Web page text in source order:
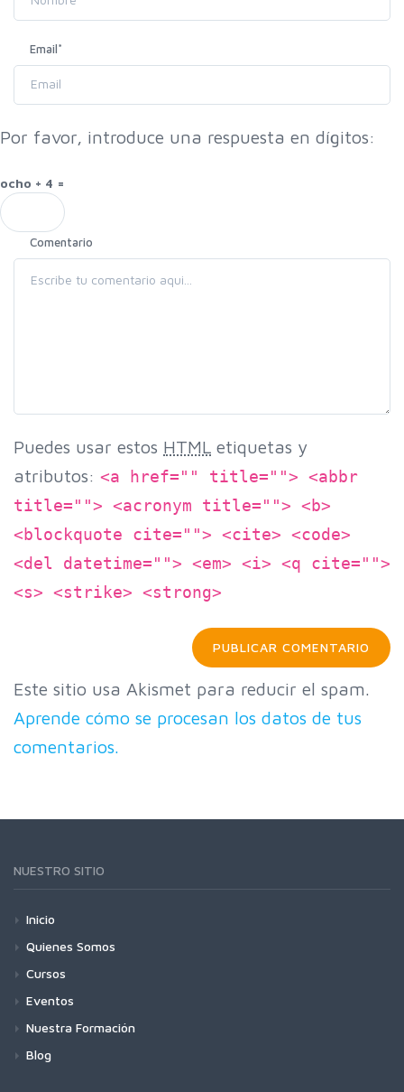
Email*
Por favor, introduce una respuesta en dígitos:
ocho + 4 =
Comentario
Puedes usar estos HTML etiquetas y
atributos: <a href="" title=""> <abbr
title=""> <acronym title=""> <b>
<blockquote cite=""> <cite> <code>
<del datetime=""> <em> <i> <q cite="">
<s> <strike> <strong>
Este sitio usa Akismet para reducir el spam.
Aprende cómo se procesan los datos de tus
comentarios.
NUESTRO SITIO
Inicio
Quienes Somos
Cursos
Eventos
Nuestra Formación
Blog